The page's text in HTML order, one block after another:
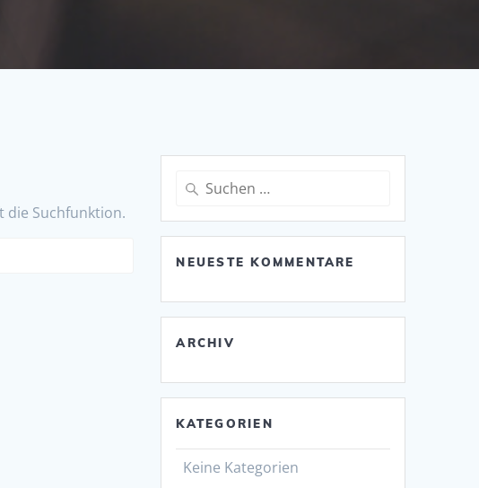
die Suchfunktion.
Suche
NEUESTE KOMMENTARE
ARCHIV
KATEGORIEN
Keine Kategorien